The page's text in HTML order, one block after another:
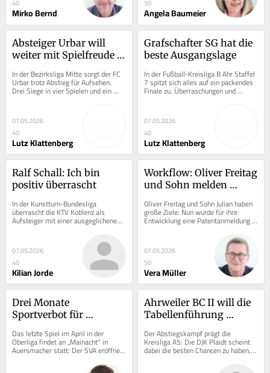
40
Mirko Bernd
50
Angela Baumeier
Absteiger Urbar will
weiter mit Spielfreude
In der Bezirksliga Mitte sorgt der FC
Urbar trotz Abstieg für Aufsehen.
Drei Siege in vier Spielen und ein
6:0-Erfolg zeigen ihr Potenzial. Nun...
07.05.2026
40
Lutz Klattenberg
Grafschafter SG hat die
beste Ausgangslage
In der Fußball-Kreisliga B Ahr Staffel
7 spitzt sich alles auf ein packendes
Finale zu. Überraschungen und
spannende Duelle prägen das Bild,...
07.05.2026
40
Lutz Klattenberg
Ralf Schall: Ich bin
positiv überrascht
In der Kunstturn-Bundesliga
überrascht die KTV Koblenz als
Aufsteiger mit einer ausgeglichenen
Bilanz und steht auf Platz vier.
07.05.2026
40
Kilian Jorde
Workflow: Oliver Freitag
und Sohn melden
Oliver Freitag und Sohn Julian haben
große Ziele: Nun wurde für ihre
Entwicklung eine Patentanmeldung
für ihr Workflow-System eingereicht.
07.05.2026
50
Vera Müller
Drei Monate
Sportverbot für
Das letzte Spiel im April in der
Oberliga findet an „Mainacht“ in
Auersmacher statt: Der SVA eröffnet
Ahrweiler BC II will die
Tabellenführung
Der Abstiegskampf prägt die
Kreisliga A5: Die DJK Plaidt scheint
dabei die besten Chancen zu haben,